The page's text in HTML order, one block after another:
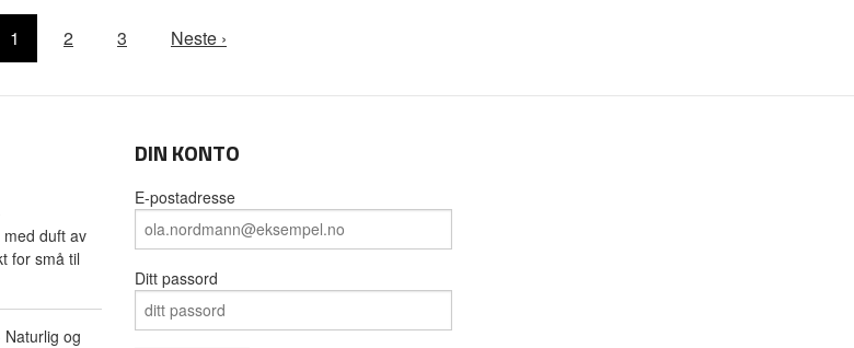
1
2 3 Neste ›
duft av
for små til
Naturlig og
DIN KONTO
E-postadresse
Ditt passord